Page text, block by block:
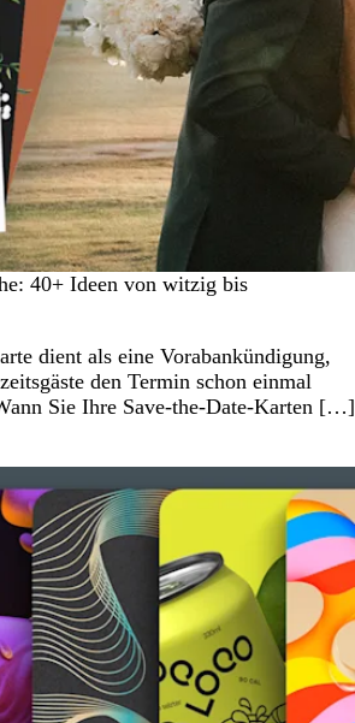
40+ Ideen von witzig bis
dient als eine Vorabankündigung,
den Termin schon einmal
Sie Ihre Save-the-Date-Karten […]